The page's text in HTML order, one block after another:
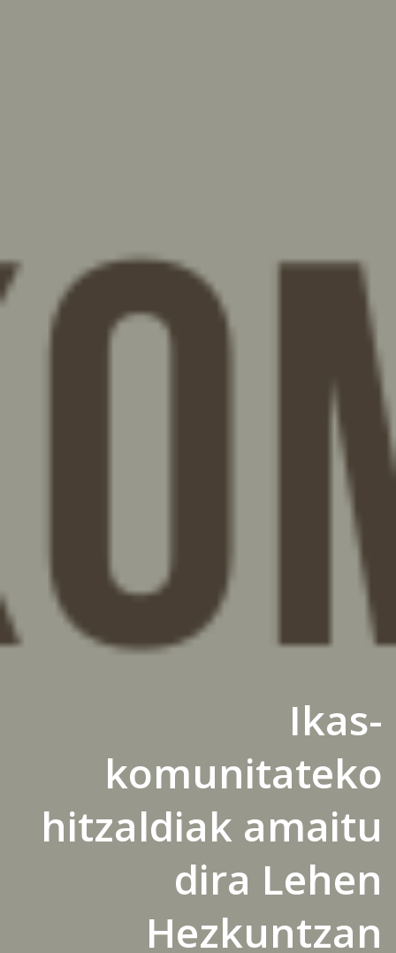
Ikas-
komunitateko
hitzaldiak amaitu
dira Lehen
Hezkuntzan